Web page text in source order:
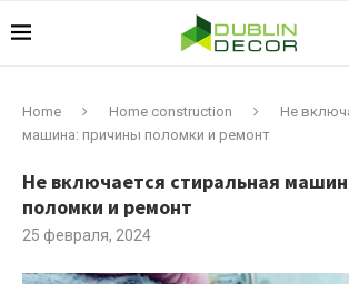
Home Home construction
Не
машина: причины поломки и ремонт
Не включается стиральная
поломки и ремонт
25 февраля, 2024